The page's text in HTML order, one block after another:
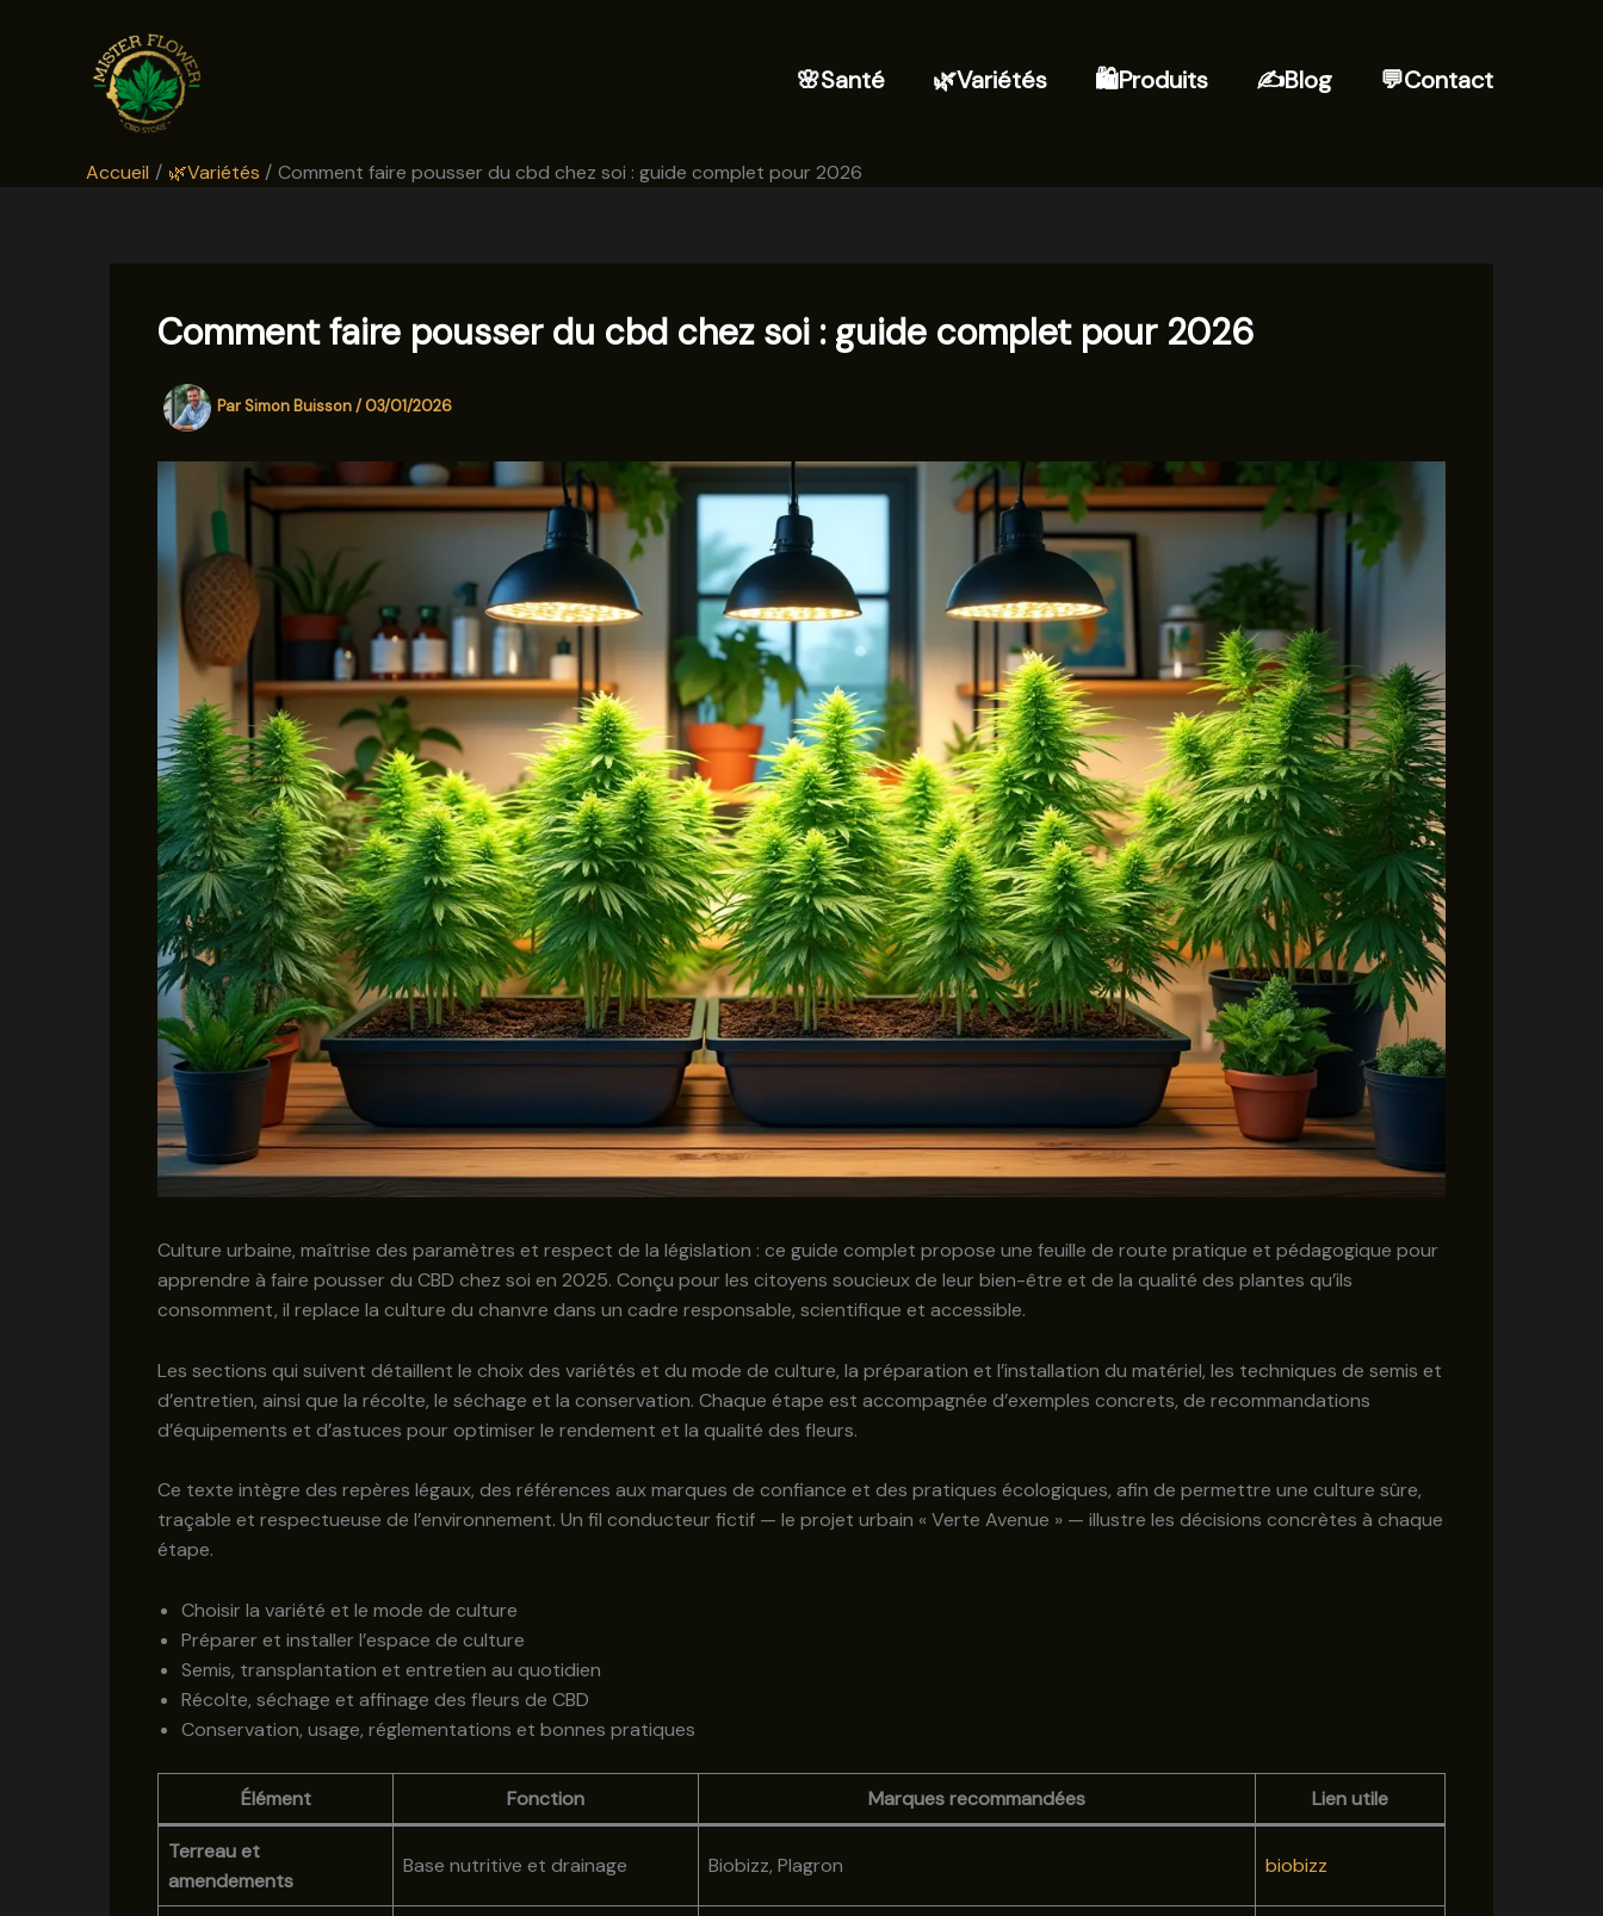
🌸Santé 🌿Variétés 🛍️Produits ✍Blog 💬Contact
Accueil 🌿Variétés Comment faire pousser du cbd chez soi : guide complet pour 2026
Comment faire pousser du cbd chez soi : guide complet pour 2026
ParSimon Buisson/03/01/2026
Culture urbaine, maîtrise des paramètres et respect de la législation : ce guide complet propose une feuille de route pratique et pédagogique pour
apprendre à faire pousser du CBD chez soi en 2025. Conçu pour les citoyens soucieux de leur bien-être et de la qualité des plantes qu’ils
consomment, il replace la culture du chanvre dans un cadre responsable, scientifique et accessible.
Les sections qui suivent détaillent le choix des variétés et du mode de culture, la préparation et l’installation du matériel, les techniques de semis et
d’entretien, ainsi que la récolte, le séchage et la conservation. Chaque étape est accompagnée d’exemples concrets, de recommandations
d’équipements et d’astuces pour optimiser le rendement et la qualité des fleurs.
Ce texte intègre des repères légaux, des références aux marques de confiance et des pratiques écologiques, afin de permettre une culture sûre,
traçable et respectueuse de l’environnement. Un fil conducteur fictif — le projet urbain « Verte Avenue » — illustre les décisions concrètes à chaque
étape.
Choisir la variété et le mode de culture
Préparer et installer l’espace de culture
Semis, transplantation et entretien au quotidien
Récolte, séchage et affinage des fleurs de CBD
Conservation, usage, réglementations et bonnes pratiques
Élément Fonction Marques recommandées Lien utile
Terreau et
amendements
Base nutritive et drainage Biobizz, Plagron biobizz